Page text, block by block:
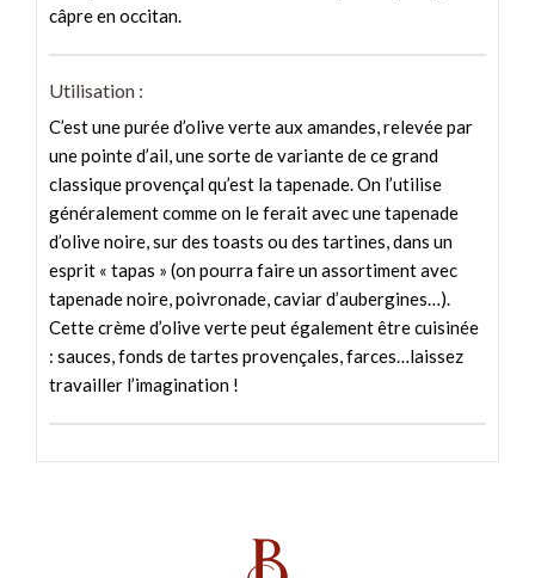
câpre en occitan.
Utilisation :
C’est une purée d’olive verte aux amandes, relevée par
une pointe d’ail, une sorte de variante de ce grand
classique provençal qu’est la tapenade. On l’utilise
généralement comme on le ferait avec une tapenade
d’olive noire, sur des toasts ou des tartines, dans un
esprit « tapas » (on pourra faire un assortiment avec
tapenade noire, poivronade, caviar d’aubergines…).
Cette crème d’olive verte peut également être cuisinée
: sauces, fonds de tartes provençales, farces…laissez
travailler l’imagination !